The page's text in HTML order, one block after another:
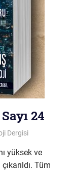
24
Dergisi
yüksek ve
Tüm